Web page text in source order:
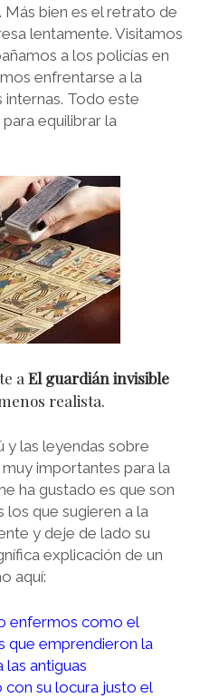
bien es el retrato de
lentamente. Visitamos
a los policías en
enfrentarse a la
internas. Todo este
equilibrar la
a El guardián invisible
realista.
y las leyendas sobre
importantes para la
ha gustado es que son
que sugieren a la
y deje de lado su
explicación de un
aquí:
enfermos como el
que emprendieron la
las antiguas
con su locura justo el